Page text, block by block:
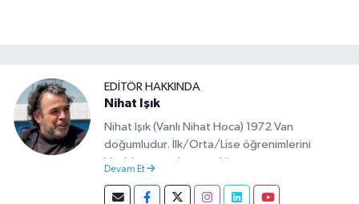
EDITÖR HAKKINDA
Nihat Işık
Nihat Işık (Vanlı Nihat Hoca) 1972 Van
doğumludur. İlk/Orta/Lise öğrenimlerini
Van’da tamamlamıştır. Hacettepe mezunu
başlamıştır. Asteğmen olarak yaptığı vatani
Devam Et